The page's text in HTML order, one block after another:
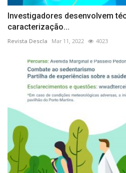
Investigadores desenvolvem
caracterização...
Revista Descla Mar 11, 2022 4023